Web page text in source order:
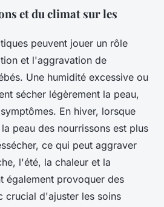
et du climat sur les
peuvent jouer un rôle
et l'aggravation de
Une humidité excessive ou
sécher légèrement la peau,
En hiver, lorsque
peau des nourrissons est plus
ce qui peut aggraver
l'été, la chaleur et la
également provoquer des
crucial d'ajuster les soins